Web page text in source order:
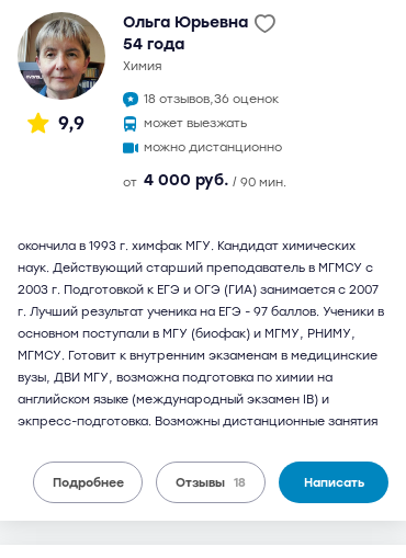
9,9
Ольга Юрьевна
54 года
химия
18 отзывов,36 оценок
может выезжать
можно дистанционно
от 4 000 руб. / 90 мин.
окончила в 1993 г. химфак МГУ. Кандидат химических
наук. Действующий старший преподаватель в МГМСУ с
2003 г. Подготовкой к ЕГЭ и ОГЭ (ГИА) занимается с 2007
г. Лучший результат ученика на ЕГЭ - 97 баллов. Ученики в
основном поступали в МГУ (биофак) и МГМУ, РНИМУ,
МГМСУ. Готовит к внутренним экзаменам в медицинские
вузы, ДВИ МГУ, возможна подготовка по химии на
английском языке (международный экзамен IB) и
экпресс-подготовка. Возможны дистанционные занятия
Подробнее Отзывы 18 Написать